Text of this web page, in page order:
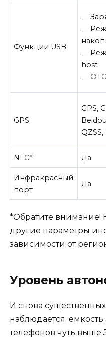
Функции USB
—
—
—
host
— OTG
GPS
GPS,
QZSS,
NFC* Да
Инфракрасный
порт
Да
*Обратите внимание!
другие параметры
зависимости от
Уровень
И снова
наблюдается:
телефонов чуть выше